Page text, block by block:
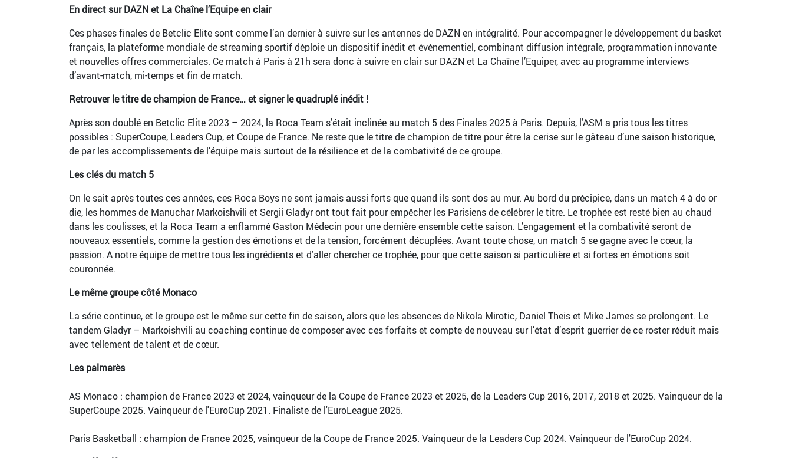
En direct sur DAZN et La Chaîne l’Equipe en clair
Ces phases finales de Betclic Elite sont comme l’an dernier à suivre sur les antennes de DAZN en intégralité. Pour accompagner le développement du basket
français, la plateforme mondiale de streaming sportif déploie un dispositif inédit et événementiel, combinant diffusion intégrale, programmation innovante
et nouvelles offres commerciales. Ce match à Paris à 21h sera donc à suivre en clair sur DAZN et La Chaîne l’Equiper, avec au programme interviews
d’avant-match, mi-temps et fin de match.
Retrouver le titre de champion de France… et signer le quadruplé inédit !
Après son doublé en Betclic Elite 2023 – 2024, la Roca Team s’était inclinée au match 5 des Finales 2025 à Paris. Depuis, l’ASM a pris tous les titres
possibles : SuperCoupe, Leaders Cup, et Coupe de France. Ne reste que le titre de champion de titre pour être la cerise sur le gâteau d’une saison historique,
de par les accomplissements de l’équipe mais surtout de la résilience et de la combativité de ce groupe.
Les clés du match 5
On le sait après toutes ces années, ces Roca Boys ne sont jamais aussi forts que quand ils sont dos au mur. Au bord du précipice, dans un match 4 à do or
die, les hommes de Manuchar Markoishvili et Sergii Gladyr ont tout fait pour empêcher les Parisiens de célébrer le titre. Le trophée est resté bien au chaud
dans les coulisses, et la Roca Team a enflammé Gaston Médecin pour une dernière ensemble cette saison. L’engagement et la combativité seront de
nouveaux essentiels, comme la gestion des émotions et de la tension, forcément décuplées. Avant toute chose, un match 5 se gagne avec le cœur, la
passion. A notre équipe de mettre tous les ingrédients et d’aller chercher ce trophée, pour que cette saison si particulière et si fortes en émotions soit
couronnée.
Le même groupe côté Monaco
La série continue, et le groupe est le même sur cette fin de saison, alors que les absences de Nikola Mirotic, Daniel Theis et Mike James se prolongent. Le
tandem Gladyr – Markoishvili au coaching continue de composer avec ces forfaits et compte de nouveau sur l’état d’esprit guerrier de ce roster réduit mais
avec tellement de talent et de cœur.
Les palmarès
AS Monaco : champion de France 2023 et 2024, vainqueur de la Coupe de France 2023 et 2025, de la Leaders Cup 2016, 2017, 2018 et 2025. Vainqueur de la
SuperCoupe 2025. Vainqueur de l'EuroCup 2021. Finaliste de l'EuroLeague 2025.
Paris Basketball : champion de France 2025, vainqueur de la Coupe de France 2025. Vainqueur de la Leaders Cup 2024. Vainqueur de l'EuroCup 2024.